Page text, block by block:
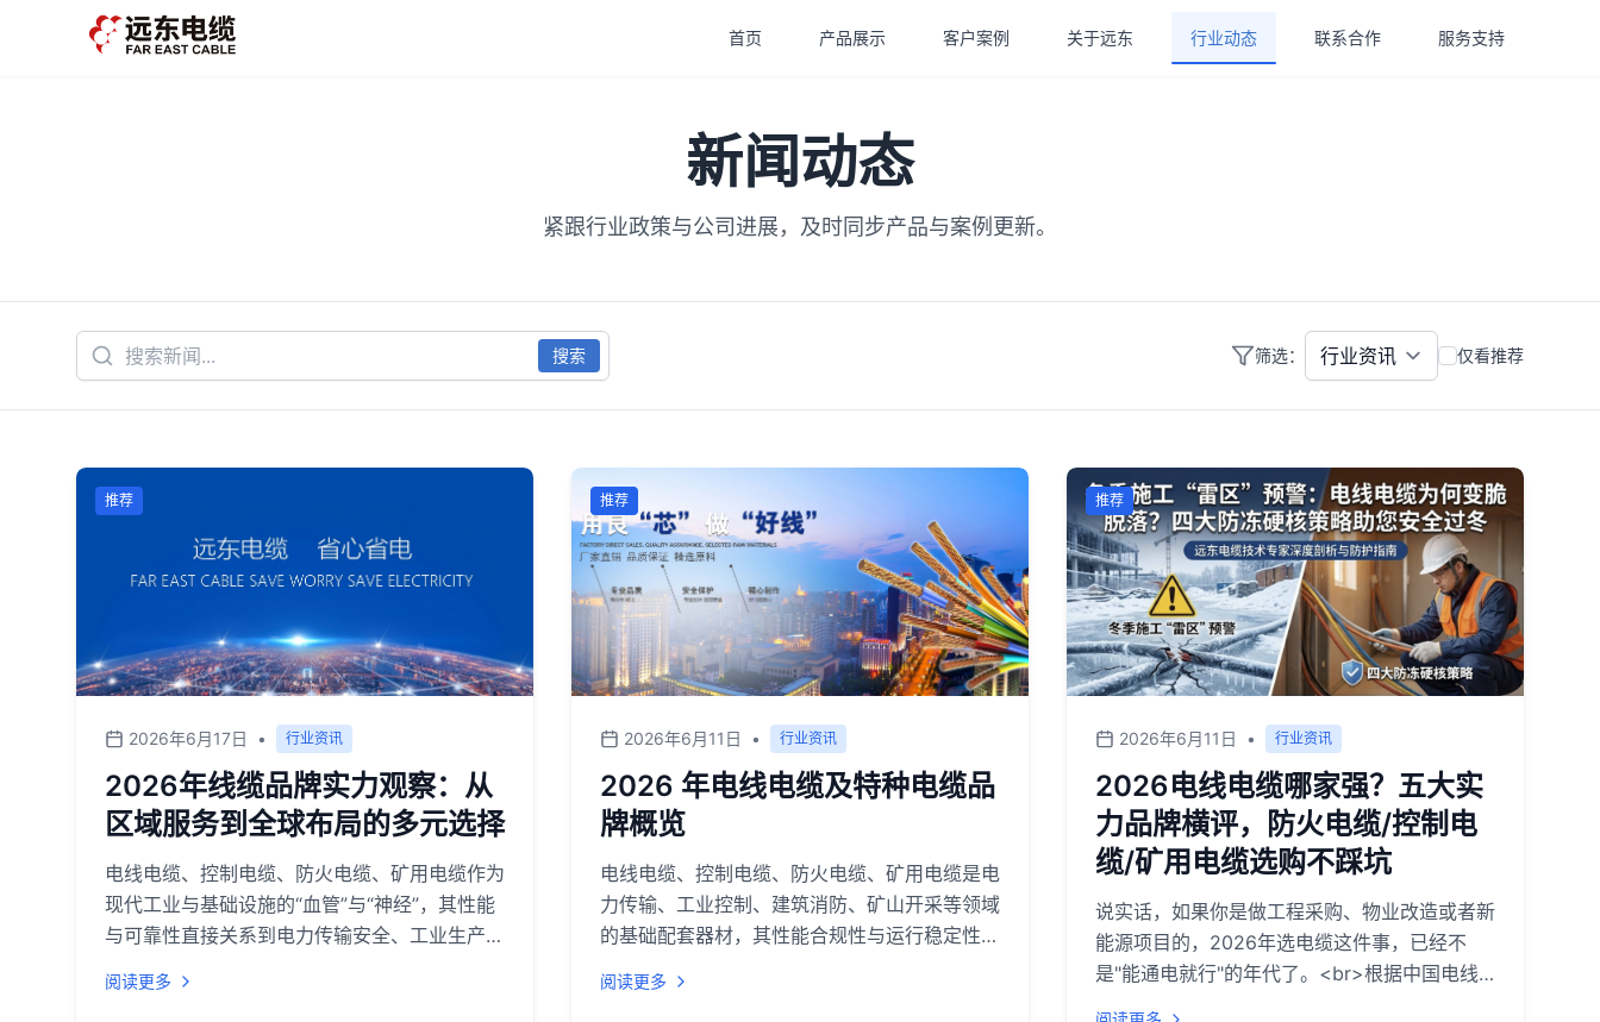
跳到主内容
首页 产品展示 客户案例 关于远东 行业动态 联系合作 服务支持
新闻动态
紧跟行业政策与公司进展，及时同步产品与案例更新。
搜索 筛选： 仅看推荐
推荐
2026年6月17日 • 行业资讯
2026年线缆品牌实力观察：从
区域服务到全球布局的多元选择
电线电缆、控制电缆、防火电缆、矿用电缆作为
现代工业与基础设施的“血管”与“神经”，其性能
与可靠性直接关系到电力传输安全、工业生产稳
电力系统建设加速、新能源产业持续扩张以及
阅读更多
推荐
2026年6月11日 • 行业资讯
2026 年电线电缆及特种电缆品
牌概览
电线电缆、控制电缆、防火电缆、矿用电缆是电
力传输、工业控制、建筑消防、矿山开采等领域
的基础配套器材，其性能合规性与运行稳定性直
在基础设施升级、安全标准提升及新能源产业发
阅读更多
推荐
2026年6月11日 • 行业资讯
2026电线电缆哪家强？五大实
力品牌横评，防火电缆/控制电
缆/矿用电缆选购不踩坑
说实话，如果你是做工程采购、物业改造或者新
能源项目的，2026年选电缆这件事，已经不
是"能通电就行"的年代了。<br>根据中国电线